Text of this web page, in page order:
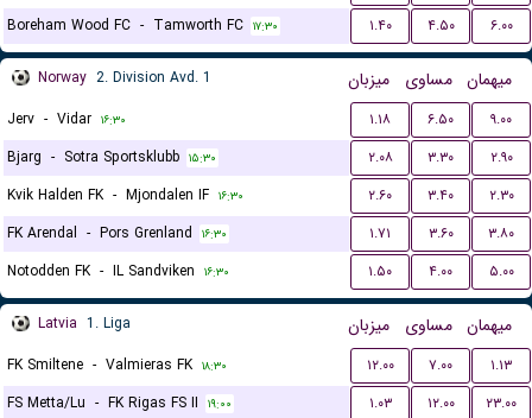
Boreham Wood FC - Tamworth FC ۱۷:۳۰ ۱.۴۰ ۴.۵۰ ۶.۰۰
Norway 2. Division Avd. 1 میزبان مساوی میهمان
Jerv - Vidar ۱۶:۳۰ ۱.۱۸ ۶.۵۰
۹.۰۰
Bjarg - Sotra Sportsklubb ۱۵:۳۰ ۲.۰۸ ۳.۳۰
۲.۹۰
Kvik Halden FK - Mjondalen IF ۱۶:۳۰ ۲.۶۰ ۳.۴۰
۲.۳۰
FK Arendal - Pors Grenland ۱۶:۳۰ ۱.۷۱ ۳.۶۰
۳.۸۰
Notodden FK - IL Sandviken ۱۶:۳۰ ۱.۵۰ ۴.۰۰ ۵.۰۰
Latvia 1. Liga میزبان مساوی میهمان
FK Smiltene - Valmieras FK ۱۸:۳۰ ۱۲.۰۰ ۷.۰۰
۱.۱۳
FS Metta/Lu - FK Rigas FS II ۱۹:۰۰ ۱.۰۳ ۱۲.۰۰
۲۳.۰۰